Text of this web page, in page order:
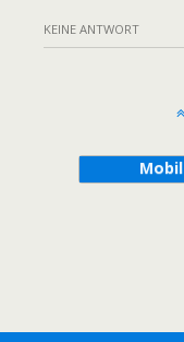
KEINE ANTWORT
Mobil